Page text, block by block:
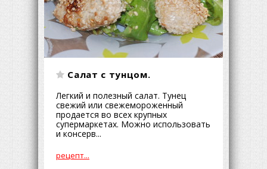
Салат с тунцом.
Легкий и полезный салат. Тунец
свежий или свежемороженный
продается во всех крупных
супермаркетах. Можно использовать
и консерв...
рецепт...